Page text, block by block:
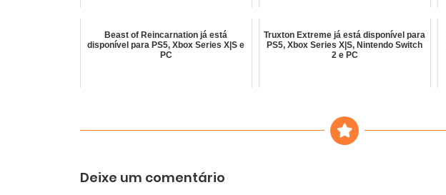
Beast of Reincarnation já está
disponível para PS5, Xbox Series X|S e
PC
Truxton Extreme já está disponível para
PS5, Xbox Series X|S, Nintendo Switch
2 e PC
Deixe um comentário